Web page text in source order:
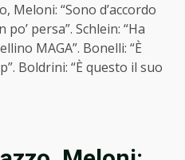
Meloni: “Sono d’accordo
persa”. Schlein: “Ha
MAGA”. Bonelli: “È
Boldrini: “È questo il suo